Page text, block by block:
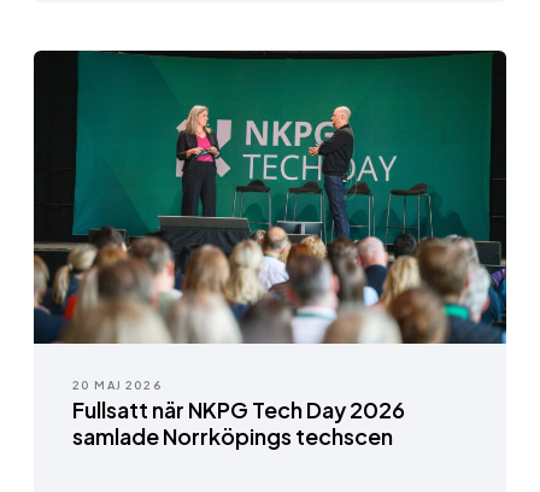
20 MAJ 2026
Fullsatt när NKPG Tech Day 2026
samlade Norrköpings techscen